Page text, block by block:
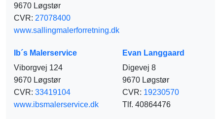
9670 Løgstør
CVR: 27078400
www.sallingmalerforretning.dk
Ib´s Malerservice
Viborgvej 124
9670 Løgstør
CVR: 33419104
www.ibsmalerservice.dk
Evan Langgaard
Digevej 8
9670 Løgstør
CVR: 19230570
Tlf. 40864476